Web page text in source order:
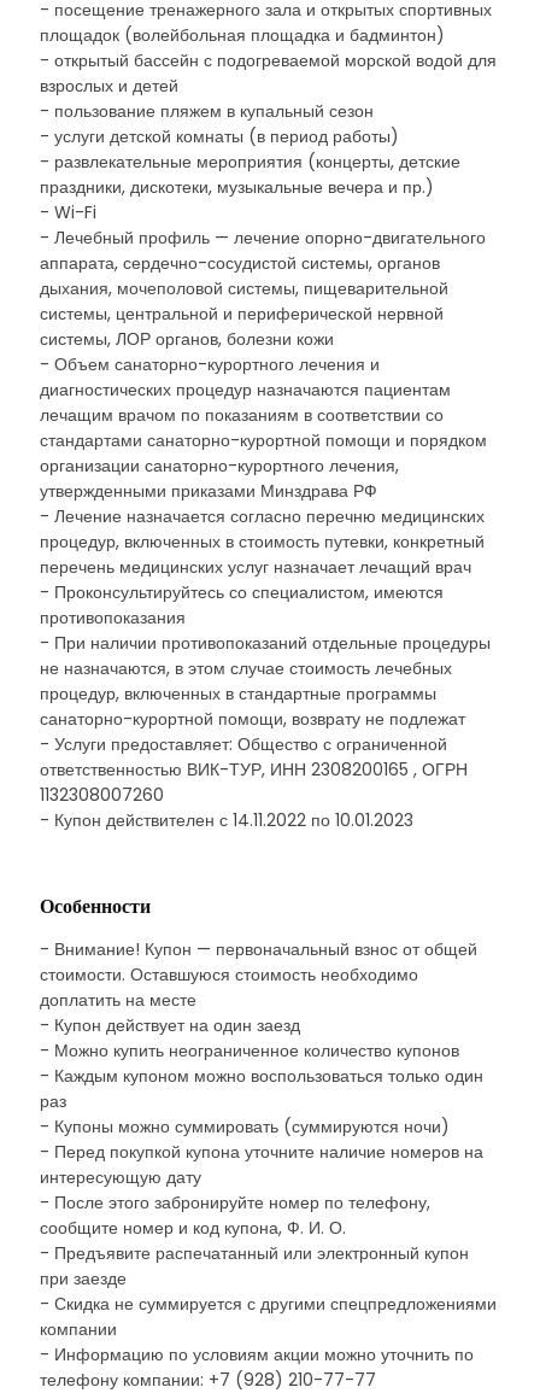
- посещение тренажерного зала и открытых спортивных
площадок (волейбольная площадка и бадминтон)
- открытый бассейн с подогреваемой морской водой для
взрослых и детей
- пользование пляжем в купальный сезон
- услуги детской комнаты (в период работы)
- развлекательные мероприятия (концерты, детские
праздники, дискотеки, музыкальные вечера и пр.)
- Wi-Fi
- Лечебный профиль — лечение опорно-двигательного
аппарата, сердечно-сосудистой системы, органов
дыхания, мочеполовой системы, пищеварительной
системы, центральной и периферической нервной
системы, ЛОР органов, болезни кожи
- Объем санаторно-курортного лечения и
диагностических процедур назначаются пациентам
лечащим врачом по показаниям в соответствии со
стандартами санаторно-курортной помощи и порядком
организации санаторно-курортного лечения,
утвержденными приказами Минздрава РФ
- Лечение назначается согласно перечню медицинских
процедур, включенных в стоимость путевки, конкретный
перечень медицинских услуг назначает лечащий врач
- Проконсультируйтесь со специалистом, имеются
противопоказания
- При наличии противопоказаний отдельные процедуры
не назначаются, в этом случае стоимость лечебных
процедур, включенных в стандартные программы
санаторно-курортной помощи, возврату не подлежат
- Услуги предоставляет: Общество с ограниченной
ответственностью ВИК-ТУР, ИНН 2308200165 , ОГРН
1132308007260
- Купон действителен с 14.11.2022 по 10.01.2023
Особенности
- Внимание! Купон — первоначальный взнос от общей
стоимости. Оставшуюся стоимость необходимо
доплатить на месте
- Купон действует на один заезд
- Можно купить неограниченное количество купонов
- Каждым купоном можно воспользоваться только один
раз
- Купоны можно суммировать (суммируются ночи)
- Перед покупкой купона уточните наличие номеров на
интересующую дату
- После этого забронируйте номер по телефону,
сообщите номер и код купона, Ф. И. О.
- Предъявите распечатанный или электронный купон
при заезде
- Скидка не суммируется с другими спецпредложениями
компании
- Информацию по условиям акции можно уточнить по
телефону компании: +7 (928) 210-77-77